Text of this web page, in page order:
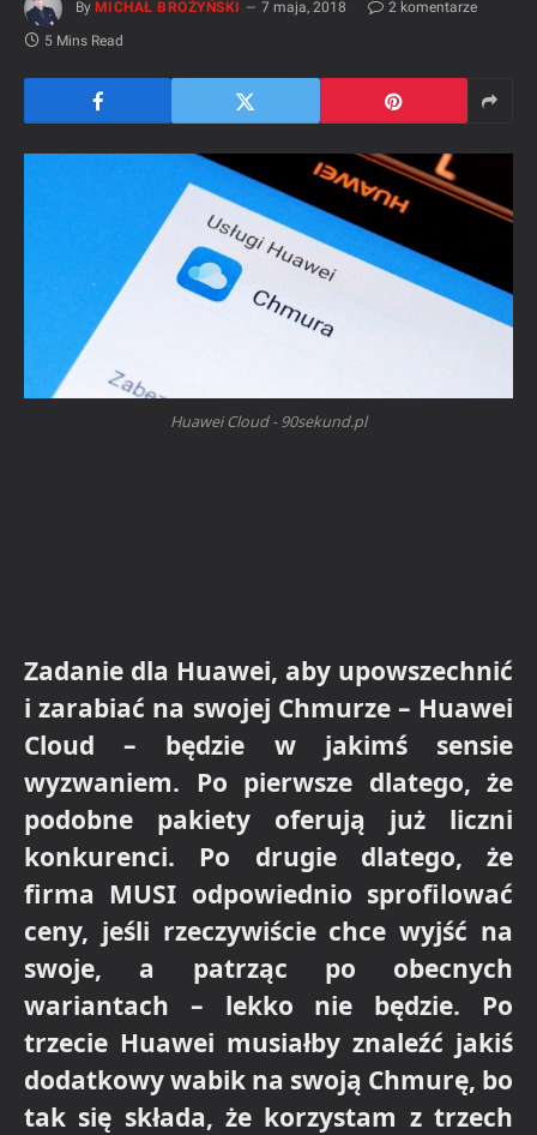
By MICHAŁ BROŻYŃSKI 7 maja, 2018
2 komentarze
5 Mins Read
Huawei Cloud - 90sekund.pl
Zadanie dla Huawei, aby upowszechnić
i zarabiać na swojej Chmurze – Huawei
Cloud – będzie w jakimś sensie
wyzwaniem. Po pierwsze dlatego, że
podobne pakiety oferują już liczni
konkurenci. Po drugie dlatego, że
firma MUSI odpowiednio sprofilować
ceny, jeśli rzeczywiście chce wyjść na
swoje, a patrząc po obecnych
wariantach – lekko nie będzie. Po
trzecie Huawei musiałby znaleźć jakiś
dodatkowy wabik na swoją Chmurę, bo
tak się składa, że korzystam z trzech